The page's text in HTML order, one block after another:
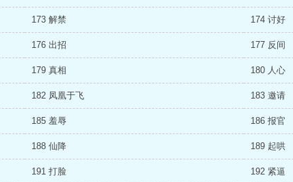
173 解禁 174 讨好
176 出招 177 反间
179 真相 180 人心
182 凤凰于飞 183 邀请
185 羞辱 186 报官
188 仙降 189 起哄
191 打脸 192 紧逼